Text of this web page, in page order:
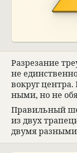
Раз­ре­за­ние
не
вокруг
ными, но не
Пра­виль­ный
из двух
двумя раз­ными